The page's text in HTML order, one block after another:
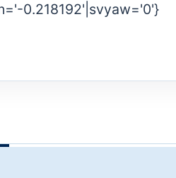
0.218192'|svyaw='0'}